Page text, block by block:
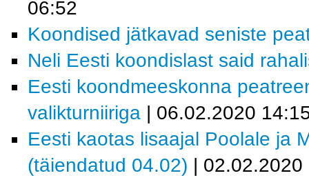
06:52
Koondised jätkavad seniste
Neli Eesti koondislast said
Eesti koondmeeskonna
valikturniiriga | 06.02.2020
Eesti kaotas lisaajal Poolale ja
(täiendatud 04.02) | 02.02.2020